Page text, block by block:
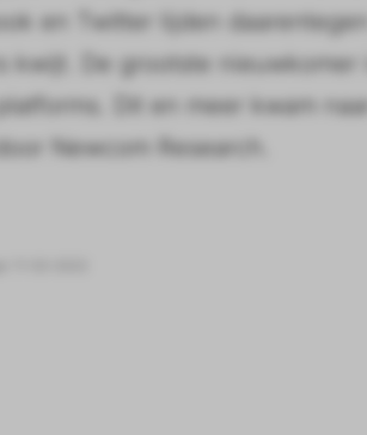
en Twitter lijden
kwijt. De grootste
Dit en meer kwam
Newcom Research.